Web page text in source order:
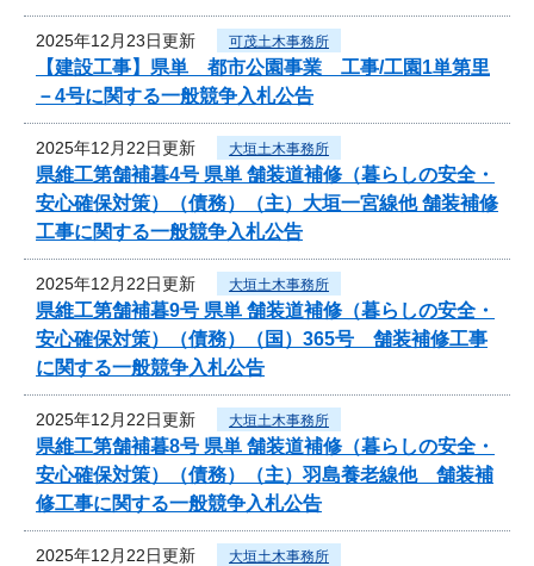
2025年12月23日更新 可茂土木事務所
【建設工事】県単 都市公園事業 工事/工園1単第里
－4号に関する一般競争入札公告
2025年12月22日更新 大垣土木事務所
県維工第舗補暮4号 県単 舗装道補修（暮らしの安全・
安心確保対策）（債務）（主）大垣一宮線他 舗装補修
工事に関する一般競争入札公告
2025年12月22日更新 大垣土木事務所
県維工第舗補暮9号 県単 舗装道補修（暮らしの安全・
安心確保対策）（債務）（国）365号 舗装補修工事
に関する一般競争入札公告
2025年12月22日更新 大垣土木事務所
県維工第舗補暮8号 県単 舗装道補修（暮らしの安全・
安心確保対策）（債務）（主）羽島養老線他 舗装補
修工事に関する一般競争入札公告
2025年12月22日更新 大垣土木事務所